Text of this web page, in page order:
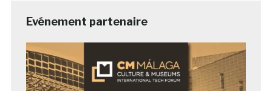
Evénement partenaire